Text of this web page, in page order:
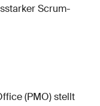
Scrum-
(PMO) stellt